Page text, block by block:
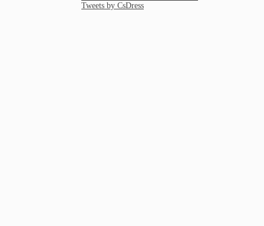
Tweets by CsDress